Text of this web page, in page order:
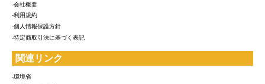
-会社概要
-利用規約
-個人情報保護方針
-特定商取引法に基づく表記
関連リンク
-環境省